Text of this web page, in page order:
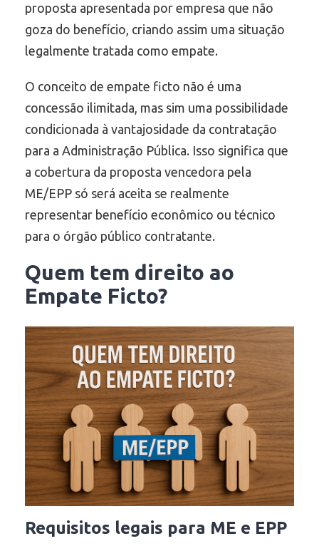
proposta apresentada por empresa que não
goza do benefício, criando assim uma situação
legalmente tratada como empate.
O conceito de empate ficto não é uma
concessão ilimitada, mas sim uma possibilidade
condicionada à vantajosidade da contratação
para a Administração Pública. Isso significa que
a cobertura da proposta vencedora pela
ME/EPP só será aceita se realmente
representar benefício econômico ou técnico
para o órgão público contratante.
Quem tem direito ao
Empate Ficto?
Requisitos legais para ME e EPP